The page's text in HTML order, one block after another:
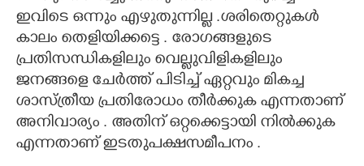
ഇവിടെ ഒന്നും എഴുതുന്നില്ല .ശരിതെറ്റുകൾ
കാലം തെളിയിക്കട്ടെ . രോഗങ്ങളുടെ
പ്രതിസന്ധികളിലും വെല്ലുവിളികളിലും
ജനങ്ങളെ ചേർത്ത് പിടിച്ച് ഏറ്റവും മികച്ച
ശാസ്ത്രീയ പ്രതിരോധം തീർക്കുക എന്നതാണ്
അനിവാര്യം . അതിന് ഒറ്റക്കെട്ടായി നിൽക്കുക
എന്നതാണ് ഇടതുപക്ഷസമീപനം .